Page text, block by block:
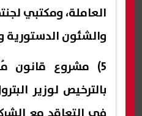
العاملة، ومكتبي
والشئون الدستورية
5) مشروع قانون
بالترخيص لوزير